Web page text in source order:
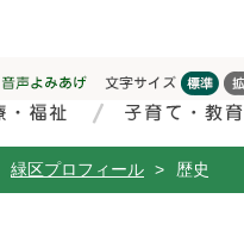
緑区プロフィール > 歴史